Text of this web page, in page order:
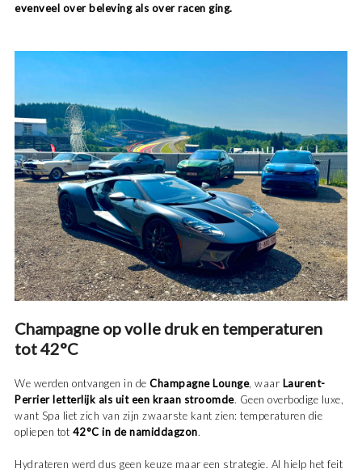
evenveel over beleving als over racen ging.
Champagne op volle druk en temperaturen
tot 42°C
We werden ontvangen in de Champagne Lounge, waar Laurent-
Perrier letterlijk als uit een kraan stroomde. Geen overbodige luxe,
want Spa liet zich van zijn zwaarste kant zien: temperaturen die
opliepen tot 42°C in de namiddagzon.
Hydrateren werd dus geen keuze maar een strategie. Al hielp het feit